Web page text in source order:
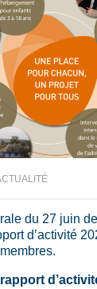
du 27 juin
d’activité